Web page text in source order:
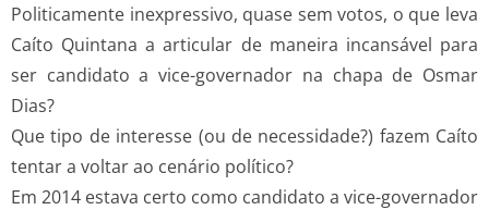
Politicamente inexpressivo, quase sem votos, o que leva
Caíto Quintana a articular de maneira incansável para
ser candidato a vice-governador na chapa de Osmar
Dias?
Que tipo de interesse (ou de necessidade?) fazem Caíto
tentar a voltar ao cenário político?
Em 2014 estava certo como candidato a vice-governador